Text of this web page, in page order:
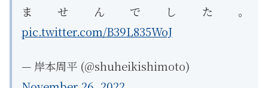
ませんでした。
pic.twitter.com/B39L835WoJ
— 岸本周平 (@shuheikishimoto)